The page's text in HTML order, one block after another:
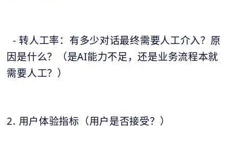
- 转人工率：有多少对话最终需要人工介入？原
因是什么？（是AI能力不足，还是业务流程本就
需要人工？）
2. 用户体验指标（用户是否接受？）